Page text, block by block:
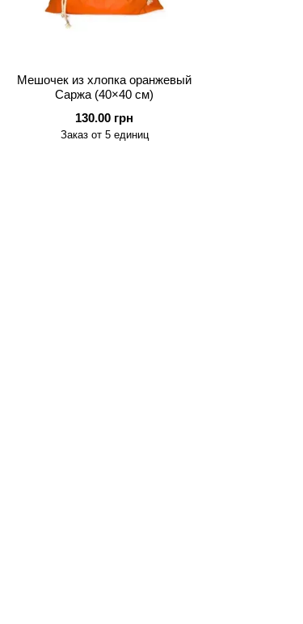
Мешочек из хлопка оранжевый
Саржа (40×40 см)
130.00 грн
Заказ от 5 единиц